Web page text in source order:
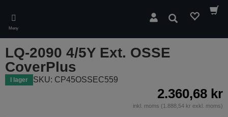
main
content
Meny
Sök
LQ-2090 4/5Y Ext. OSSE
CoverPlus
I lager SKU: CP45OSSEC559
2.360,68 kr
inkl. moms (1.888,54 kr exkl. moms)